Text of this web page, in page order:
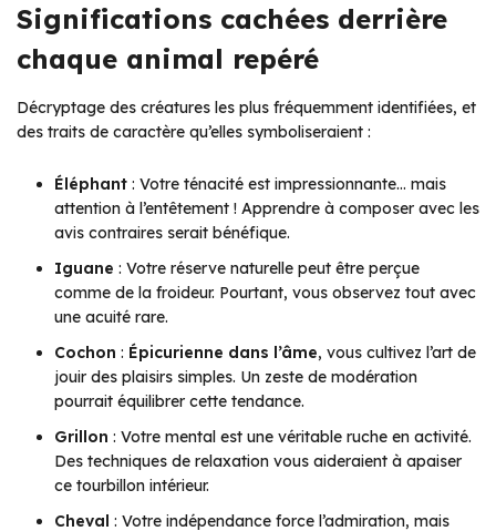
Significations cachées derrière
chaque animal repéré
Décryptage des créatures les plus fréquemment identifiées, et
des traits de caractère qu’elles symboliseraient :
Éléphant : Votre ténacité est impressionnante… mais
attention à l’entêtement ! Apprendre à composer avec les
avis contraires serait bénéfique.
Iguane : Votre réserve naturelle peut être perçue
comme de la froideur. Pourtant, vous observez tout avec
une acuité rare.
Cochon : Épicurienne dans l’âme, vous cultivez l’art de
jouir des plaisirs simples. Un zeste de modération
pourrait équilibrer cette tendance.
Grillon : Votre mental est une véritable ruche en activité.
Des techniques de relaxation vous aideraient à apaiser
ce tourbillon intérieur.
Cheval : Votre indépendance force l’admiration, mais